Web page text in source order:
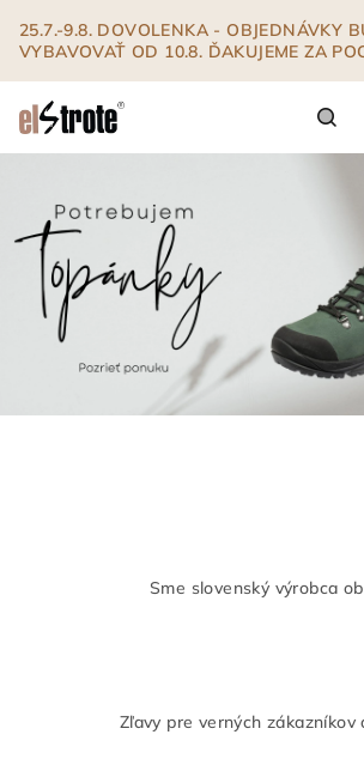
obsah
25.7.-9.8. DOVOLENKA - OBJEDNÁVKY
VYBAVOVAŤ OD 10.8. ĎAKUJEME ZA
Sme slovenský výrobca
Zľavy pre verných zákazníkov